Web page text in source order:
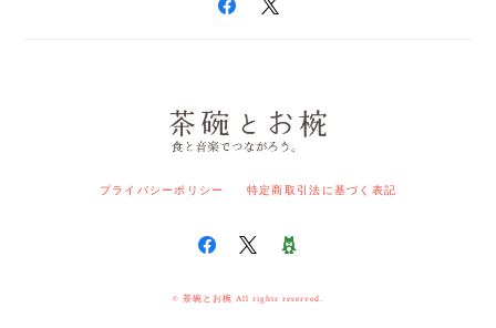
プライバシーポリシー 特定商取引法に基づく表記
© 茶碗とお椀 All rights reserved.